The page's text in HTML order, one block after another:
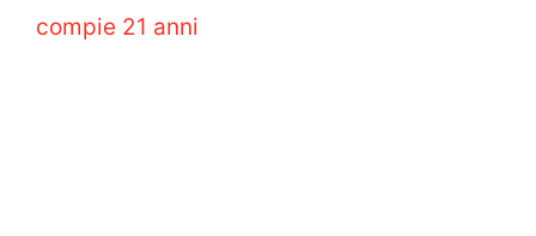
compie 21 anni